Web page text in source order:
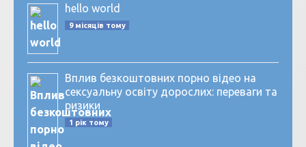
hello world
9 місяців тому
Вплив безкоштовних порно відео на
сексуальну освіту дорослих: переваги та
ризики
1 рік тому